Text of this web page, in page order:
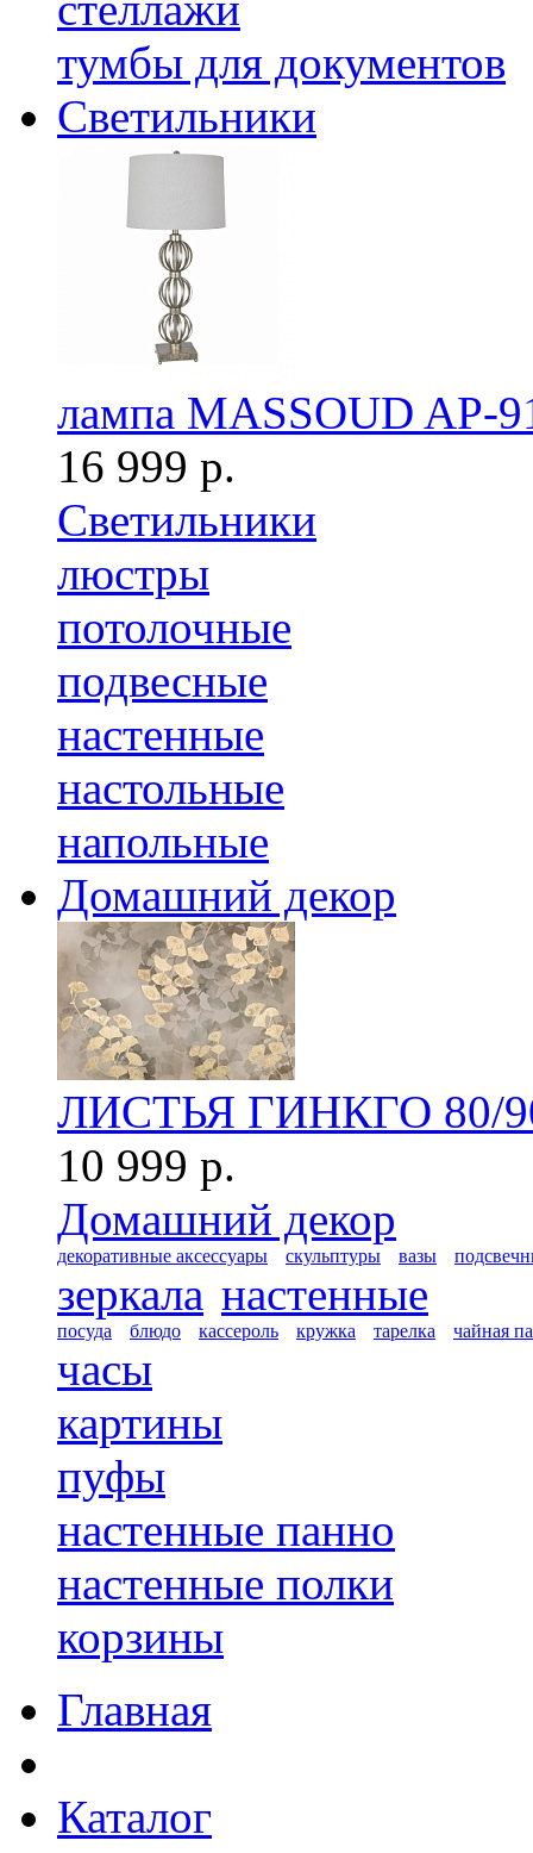
тумбы для документов
Светильники
лампа MASSOUD AP-
16 999 р.
Светильники
люстры
потолочные
подвесные
настенные
настольные
напольные
Домашний декор
ЛИСТЬЯ ГИНКГО 80/
10 999 р.
Домашний декор
декоративные аксессуары скульптуры вазы
зеркала настенные
посуда блюдо кассероль кружка тарелка чайная
часы
картины
пуфы
настенные панно
настенные полки
корзины
Главная
Каталог